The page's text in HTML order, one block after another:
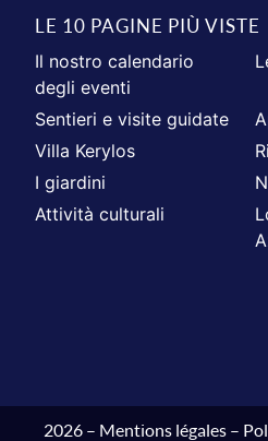
LE 10 PAGINE PIÙ VISTE
Il nostro calendario
degli eventi
Sentieri e visite guidate
Villa Kerylos
I giardini
Attività culturali
2026 – Mentions légales–